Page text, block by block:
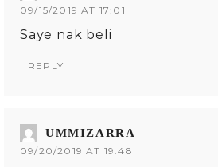
09/15/2019 AT 17:01
Saye nak beli
REPLY
UMMIZARRA
09/20/2019 AT 19:48